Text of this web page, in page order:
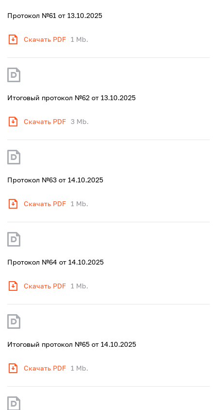
Протокол №61 от 13.10.2025
Скачать PDF 1 Mb.
Итоговый протокол №62 от 13.10.2025
Скачать PDF 3 Mb.
Протокол №63 от 14.10.2025
Скачать PDF 1 Mb.
Протокол №64 от 14.10.2025
Скачать PDF 1 Mb.
Итоговый протокол №65 от 14.10.2025
Скачать PDF 1 Mb.